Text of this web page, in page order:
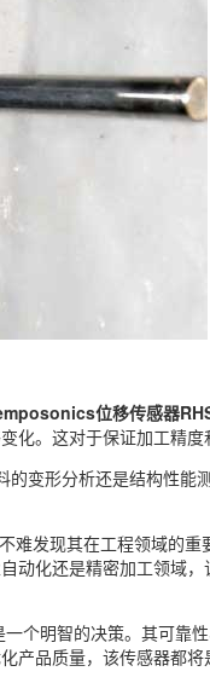
位移传感器
。这对于保证加工精度
变形分析还是结构性能
难发现其在工程领域的
动化还是精密加工领域
个明智的决策。其可靠
品质量，该传感器都将